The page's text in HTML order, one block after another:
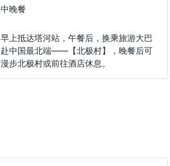
中晚餐
早上抵达塔河站，午餐后，换乘旅游大巴
赴中国最北端——【北极村】，晚餐后可
漫步北极村或前往酒店休息。